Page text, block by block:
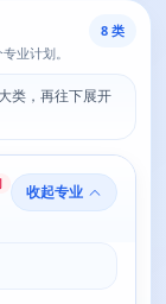
业计划。
8 类
类，再往下展开
收起专业